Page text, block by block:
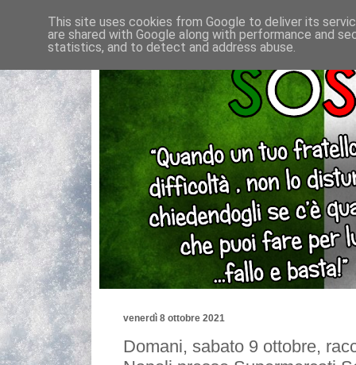
venerdì 8 ottobre 2021
Domani, sabato 9 ottobre,
This site uses cookies from Google to deliver its
are shared with Google along with performance and
statistics, and to detect and address abuse.